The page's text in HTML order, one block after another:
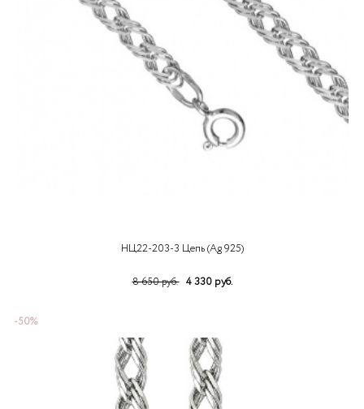
НЦ22-203-3 Цепь (Ag 925)
8 650 руб. 4 330 руб.
-50%